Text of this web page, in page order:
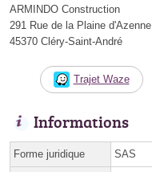
ARMINDO Construction
291 Rue de la Plaine d'Azenne
45370 Cléry-Saint-André
Trajet Waze
Informations
Forme juridique SAS